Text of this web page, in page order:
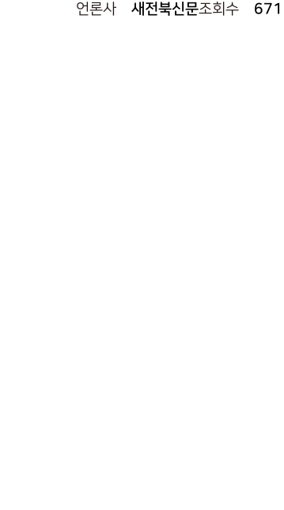
언론사 새전북신문조회수 671